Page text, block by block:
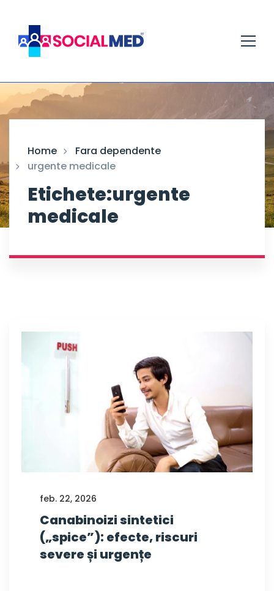
Home
Fara dependente
urgente medicale
Etichete:urgente
medicale
feb. 22, 2026
Canabinoizi sintetici
(„spice”): efecte, riscuri
severe și urgențe